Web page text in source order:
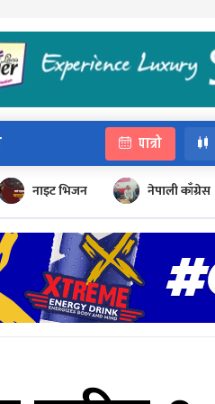
पात्रो
नाइट भिजन नेपाली काँग्रेस